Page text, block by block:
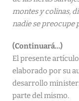
montes y colinas,
nadie se preocupe
(Continuará…)
El presente
elaborado por su
desarrollo
parte del mismo.